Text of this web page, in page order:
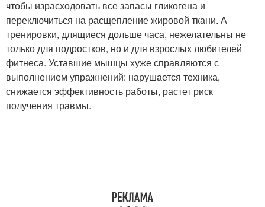
чтобы израсходовать все запасы гликогена и
переключиться на расщепление жировой ткани. А
тренировки, длящиеся дольше часа, нежелательны не
только для подростков, но и для взрослых любителей
фитнеса. Уставшие мышцы хуже справляются с
выполнением упражнений: нарушается техника,
снижается эффективность работы, растет риск
получения травмы.